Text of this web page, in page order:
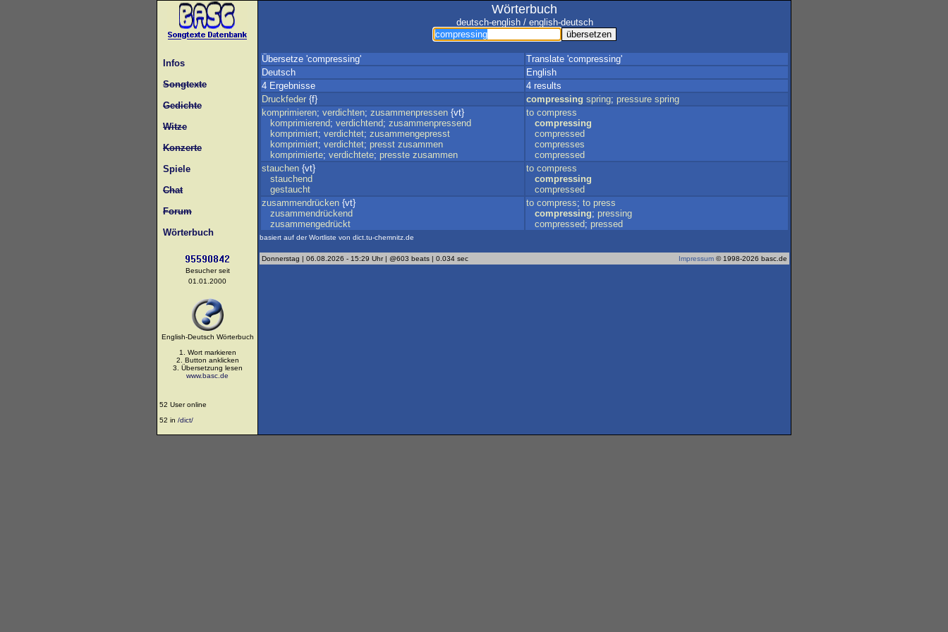
Infos
Songtexte
Gedichte
Witze
Konzerte
Spiele
Chat
Forum
Wörterbuch
Besucher seit
01.01.2000
English-Deutsch Wörterbuch
1. Wort markieren
2. Button anklicken
3. Übersetzung lesen
www.basc.de
52 User online
52 in /dict/
Wörterbuch
deutsch-english / english-deutsch
Übersetze 'compressing'
Translate 'compressing'
Deutsch
English
4 Ergebnisse
4 results
Druckfeder {f} compressing spring; pressure spring
komprimieren; verdichten; zusammenpressen {vt}
komprimierend; verdichtend; zusammenpressend
komprimiert; verdichtet; zusammengepresst
komprimiert; verdichtet; presst zusammen
komprimierte; verdichtete; presste zusammen
to compress
compressing
compressed
compresses
compressed
stauchen {vt}
stauchend
gestaucht
to compress
compressing
compressed
zusammendrücken {vt}
zusammendrückend
zusammengedrückt
to compress; to press
compressing; pressing
compressed; pressed
basiert auf der Wortliste von dict.tu-chemnitz.de
Donnerstag | 06.08.2026 - 15:29 Uhr | @603 beats | 0.034 sec Impressum © 1998-2026 basc.de